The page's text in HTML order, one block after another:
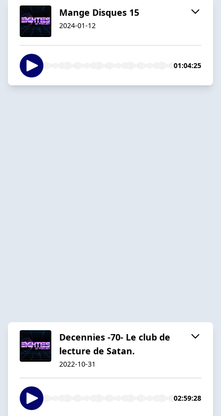
Mange Disques 15
2024-01-12
01:04:25
Decennies -70- Le club de
lecture de Satan.
2022-10-31
02:59:28